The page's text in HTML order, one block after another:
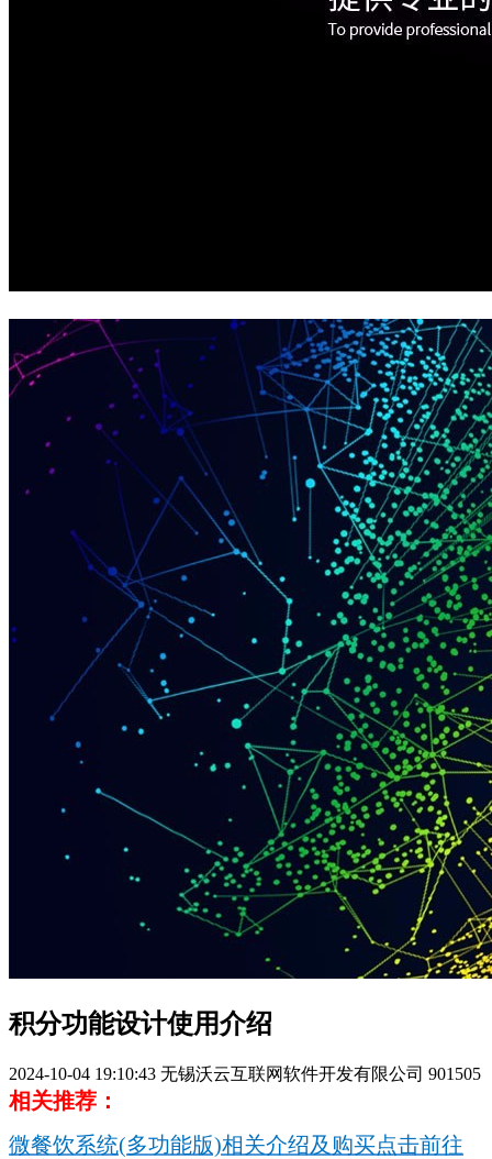
积分功能设计使用介绍
2024-10-04 19:10:43 无锡沃云互联网软件开发有限公司 901505
相关推荐：
微餐饮系统(多功能版)相关介绍及购买点击前往